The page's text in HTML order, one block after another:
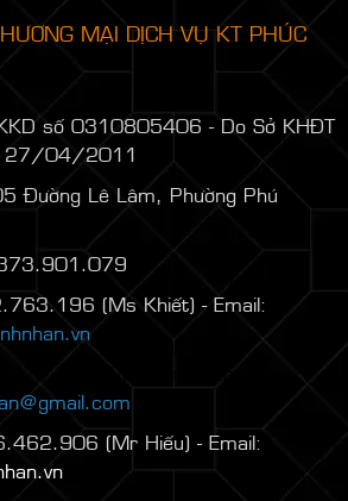
MẠI DỊCH VỤ KT PHÚC
số 0310805406 - Do Sở KHĐT
27/04/2011
Đường Lê Lâm, Phường Phú
(Ms Khiết) - Email:
(Mr Hiếu) - Email: